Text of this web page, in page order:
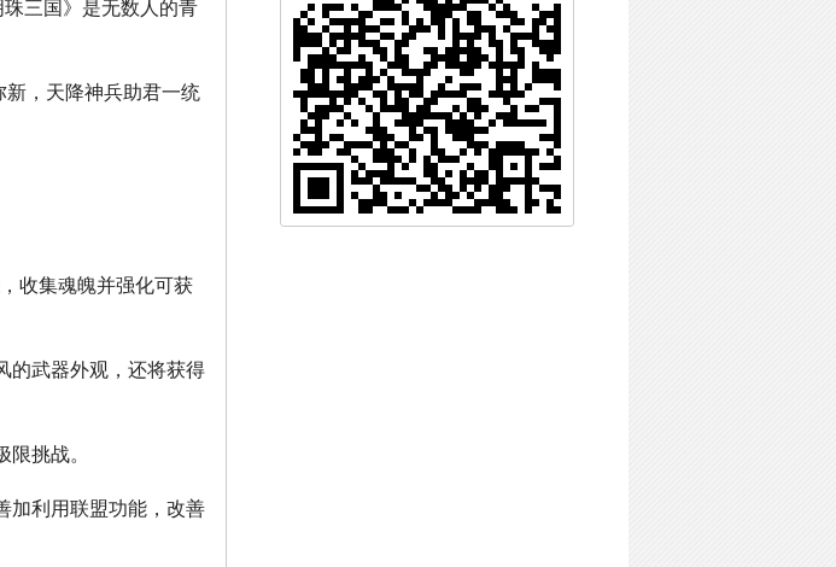
三国》是无数人的青
，天降神兵助君一统
收集魂魄并强化可获
的武器外观，还将获得
限挑战。
加利用联盟功能，改善